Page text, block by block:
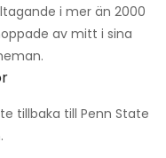
i mer än 2000
av mitt i sina
tillbaka till Penn State